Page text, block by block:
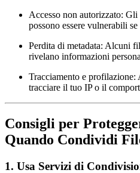
Accesso non autorizzato: Gli
possono essere vulnerabili
Perdita di metadata: Alcuni
rivelano informazioni
Tracciamento e profilazione:
tracciare il tuo IP o il
Consigli per
Quando Condividi
1. Usa Servizi di